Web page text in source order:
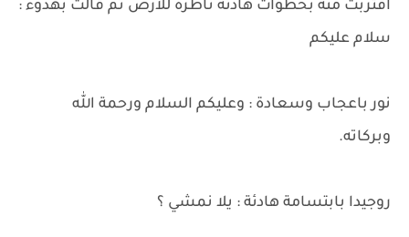
اقتربت منه بخطوات هادئة ناظرة للارض ثم قالت بهدوء :
سلام عليكم
نور باعجاب وسعادة : وعليكم السلام ورحمة الله
وبركاته.
روجيدا بابتسامة هادئة : يلا نمشي ؟